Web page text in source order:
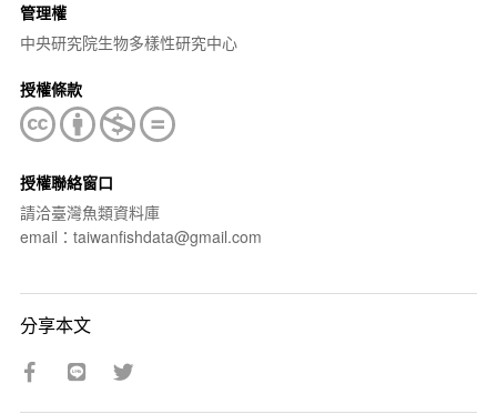
管理權
中央研究院生物多樣性研究中心
授權條款
授權聯絡窗口
請洽臺灣魚類資料庫
email：taiwanfishdata@gmail.com
分享本文